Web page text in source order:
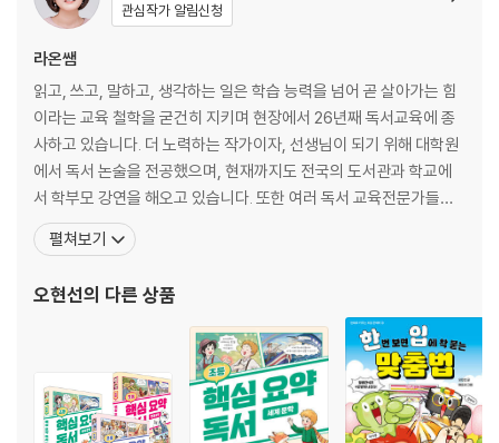
글은 어떻게 이루어져요? 28
문단이 왜 중요해요? 30
문단을 정리해서 글을 써요 36
4 문단을 쓰는 약속이 있어요
문단을 쓸 때는 첫 칸을 비워요 40
중심 문장과 뒷받침 문장이 뭐예요? 52
중심 문장과 뒷받침 문장을 구분해요 56
6 한 문단을 써요 (1)
관심작가 알림신청
라온쌤
읽고, 쓰고, 말하고, 생각하는 일은 학습 능력을 넘어 곧 살아가는 힘
이라는 교육 철학을 굳건히 지키며 현장에서 26년째 독서교육에 종
사하고 있습니다. 더 노력하는 작가이자, 선생님이 되기 위해 대학원
에서 독서 논술을 전공했으며, 현재까지도 전국의 도서관과 학교에
서 학부모 강연을 해오고 있습니다. 또한 여러 독서 교육전문가들을
대상으로 다양한 세미나를 진행하며 독서 교육의 올바른 길을 찾아가
고자 애쓰고 있습니다. 지은 책으로는 『뚝딱! 미니 논술』, 『초등 미니
붙는 사자성어』, 『책과 신문 읽고
펼쳐보기
오현선의 다른 상품